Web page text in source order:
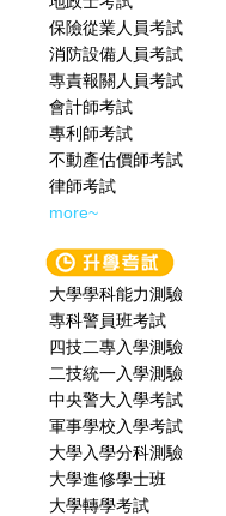
保險從業人員考試
消防設備人員考試
專責報關人員考試
會計師考試
專利師考試
不動產估價師考試
律師考試
more~
大學學科能力測驗
專科警員班考試
四技二專入學測驗
二技統一入學測驗
中央警大入學考試
軍事學校入學考試
大學入學分科測驗
大學進修學士班
大學轉學考試